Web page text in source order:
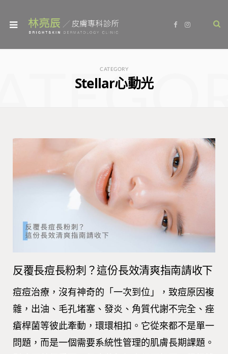
b
I
a
CATEGORY
Stellar心動光
反覆長痘長粉刺？這份長效清爽指南請收下
痘痘治療，沒有神奇的「一次到位」，致痘原因複
雜，出油、毛孔堵塞、發炎、角質代謝不完全、痤
瘡桿菌等彼此牽動，環環相扣。它從來都不是單一
問題，而是一個需要系統性管理的肌膚長期課題。